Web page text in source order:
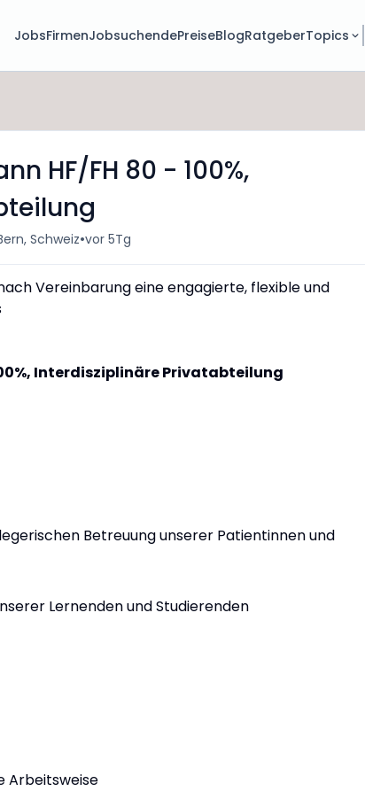
JobsFirmenJobsuchendePreiseBlogRatgeberTopics
HF/FH 80 - 100%,
Schweiz•vor 5Tg
Vereinbarung eine engagierte, flexible und
Interdisziplinäre Privatabteilung
Betreuung unserer Patientinnen und
Lernenden und Studierenden
Arbeitsweise